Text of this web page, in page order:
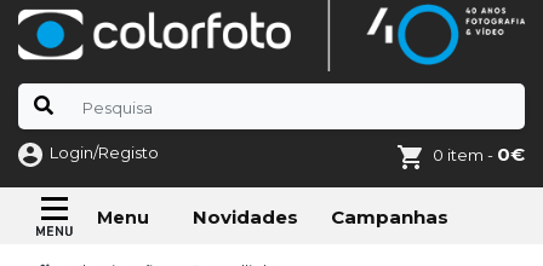
Login/Registo 0 item - 0€
Menu Novidades Campanhas